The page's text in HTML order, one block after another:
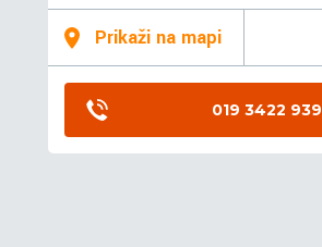
Prikaži na mapi
019 3422 939